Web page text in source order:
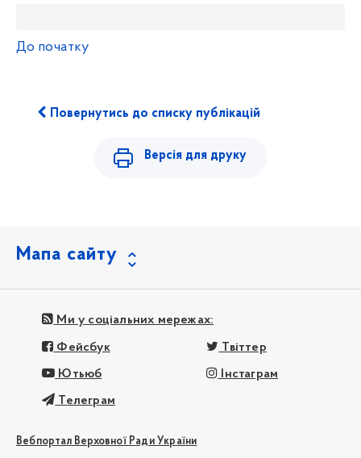
До початку
Повернутись до списку публікацій
Версія для друку
Мапа сайту
Ми у соціальних мережах:
Фейсбук Твіттер
Ютьюб Інстаграм
Телеграм
Вебпортал Верховної Ради України